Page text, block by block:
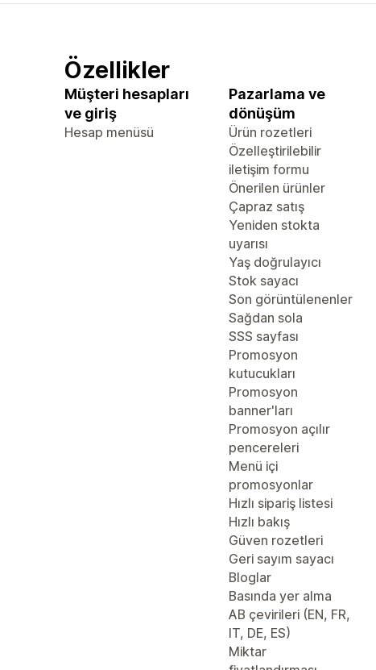
Özellikler
Müşteri hesapları
ve giriş
Hesap menüsü
Pazarlama ve
dönüşüm
Ürün rozetleri
Özelleştirilebilir
iletişim formu
Önerilen ürünler
Çapraz satış
Yeniden stokta
uyarısı
Yaş doğrulayıcı
Stok sayacı
Son görüntülenenler
Sağdan sola
SSS sayfası
Promosyon
kutucukları
Promosyon
banner'ları
Promosyon açılır
pencereleri
Menü içi
promosyonlar
Hızlı sipariş listesi
Hızlı bakış
Güven rozetleri
Geri sayım sayacı
Bloglar
Basında yer alma
AB çevirileri (EN, FR,
IT, DE, ES)
Miktar